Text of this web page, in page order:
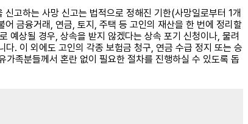
고하는 사망 신고는 법적으로 정해진 기한(사망일로부터 1개
금융거래, 연금, 토지, 주택 등 고인의 재산을 한 번에 정리할
예상될 경우, 상속을 받지 않겠다는 상속 포기 신청이나, 물려
. 이 외에도 고인의 각종 보험금 청구, 연금 수급 정지 또는 승
족분들께서 혼란 없이 필요한 절차를 진행하실 수 있도록 돕